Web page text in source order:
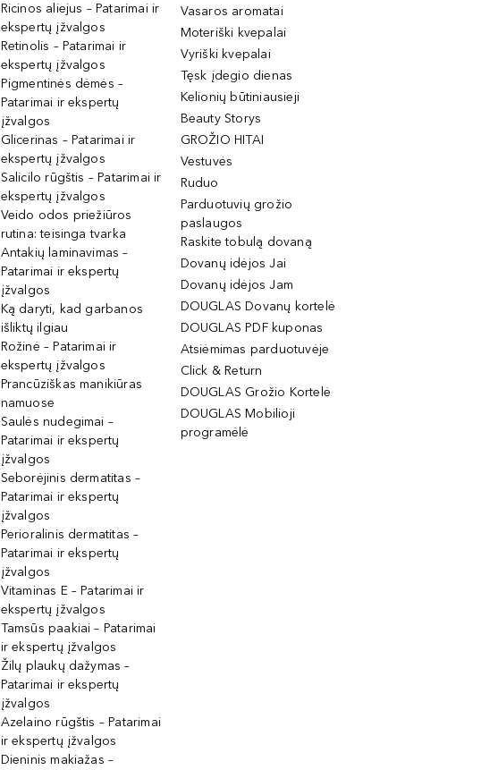
Ricinos aliejus – Patarimai ir
ekspertų įžvalgos
Retinolis – Patarimai ir
ekspertų įžvalgos
Pigmentinės dėmės –
Patarimai ir ekspertų
įžvalgos
Glicerinas – Patarimai ir
ekspertų įžvalgos
Salicilo rūgštis – Patarimai ir
ekspertų įžvalgos
Veido odos priežiūros
rutina: teisinga tvarka
Antakių laminavimas –
Patarimai ir ekspertų
įžvalgos
Ką daryti, kad garbanos
išliktų ilgiau
Rožinė – Patarimai ir
ekspertų įžvalgos
Prancūziškas manikiūras
namuose
Saulės nudegimai –
Patarimai ir ekspertų
įžvalgos
Seborėjinis dermatitas –
Patarimai ir ekspertų
įžvalgos
Perioralinis dermatitas –
Patarimai ir ekspertų
įžvalgos
Vitaminas E – Patarimai ir
ekspertų įžvalgos
Tamsūs paakiai – Patarimai
ir ekspertų įžvalgos
Žilų plaukų dažymas –
Patarimai ir ekspertų
įžvalgos
Azelaino rūgštis – Patarimai
ir ekspertų įžvalgos
Dieninis makiažas –
Vasaros aromatai
Moteriški kvepalai
Vyriški kvepalai
Tęsk įdegio dienas
Kelionių būtiniausieji
Beauty Storys
GROŽIO HITAI
Vestuvės
Ruduo
Parduotuvių grožio
paslaugos
Raskite tobulą dovaną
Dovanų idėjos Jai
Dovanų idėjos Jam
DOUGLAS Dovanų kortelė
DOUGLAS PDF kuponas
Atsiėmimas parduotuvėje
Click & Return
DOUGLAS Grožio Kortelė
DOUGLAS Mobilioji
programėlė